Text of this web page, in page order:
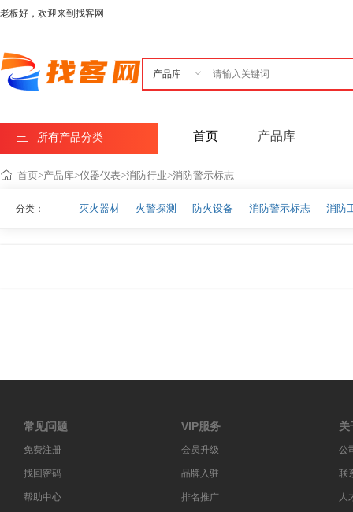
老板好，欢迎来到找客网
 所有产品分类 首页 产品库
首页>产品库>仪器仪表>消防行业>消防警示标志
分类： 灭火器材 火警探测 防火设备 消防警示标志 消防
常见问题
免费注册
找回密码
帮助中心
VIP服务
会员升级
品牌入驻
排名推广
关
公
联
人